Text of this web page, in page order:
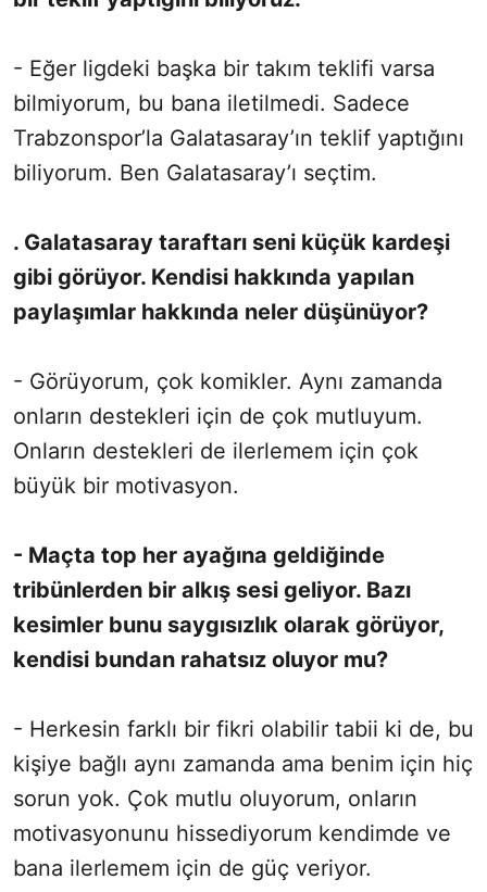
- Eğer ligdeki başka bir takım teklifi varsa
bilmiyorum, bu bana iletilmedi. Sadece
Trabzonspor’la Galatasaray’ın teklif yaptığını
biliyorum. Ben Galatasaray’ı seçtim.
. Galatasaray taraftarı seni küçük kardeşi
gibi görüyor. Kendisi hakkında yapılan
paylaşımlar hakkında neler düşünüyor?
- Görüyorum, çok komikler. Aynı zamanda
onların destekleri için de çok mutluyum.
Onların destekleri de ilerlemem için çok
büyük bir motivasyon.
- Maçta top her ayağına geldiğinde
tribünlerden bir alkış sesi geliyor. Bazı
kesimler bunu saygısızlık olarak görüyor,
kendisi bundan rahatsız oluyor mu?
- Herkesin farklı bir fikri olabilir tabii ki de, bu
kişiye bağlı aynı zamanda ama benim için hiç
sorun yok. Çok mutlu oluyorum, onların
motivasyonunu hissediyorum kendimde ve
bana ilerlemem için de güç veriyor.